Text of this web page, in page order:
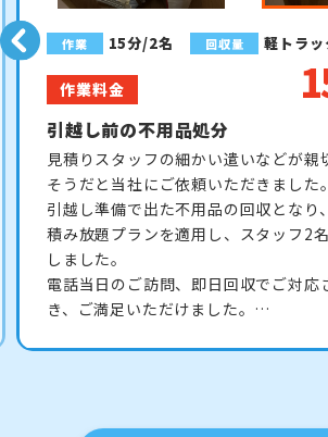
作業 1時間/2名 回収量 軽トラ
作業料金
軽トラ分の不用品回収
自宅内にある不用品を即日回収できる
られ、電話当日の回収が可能な当社に
ました。
見積りから軽トラ分の不用品の回収完
フ2名1時間のスピード回収を行いまし
すぐに家がスッキリして助かったと喜
した。…